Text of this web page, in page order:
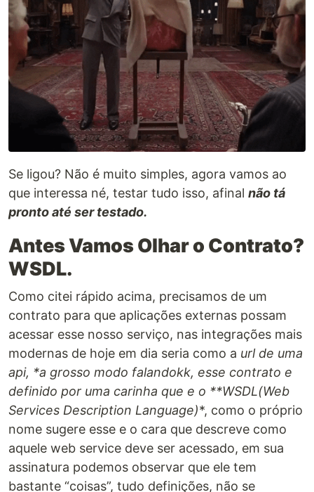
Se ligou? Não é muito simples, agora vamos ao
que interessa né, testar tudo isso, afinal não tá
pronto até ser testado.
Antes Vamos Olhar o Contrato?
WSDL.
Como citei rápido acima, precisamos de um
contrato para que aplicações externas possam
acessar esse nosso serviço, nas integrações mais
modernas de hoje em dia seria como a url de uma
api, *a grosso modo falandokk, esse contrato e
definido por uma carinha que e o **WSDL(Web
Services Description Language)*, como o próprio
nome sugere esse e o cara que descreve como
aquele web service deve ser acessado, em sua
assinatura podemos observar que ele tem
bastante “coisas”, tudo definições, não se